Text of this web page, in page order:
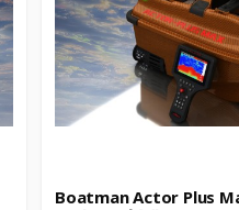
Boatman Actor Plus